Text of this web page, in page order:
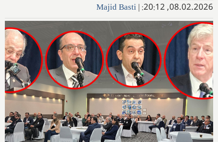
08.02.2026, 20:12:
|
Majid Basti